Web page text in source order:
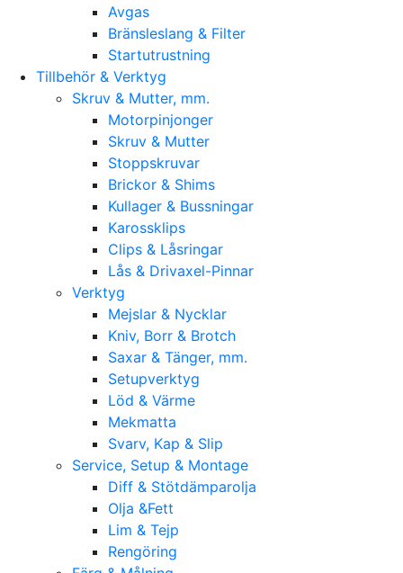
Avgas
Bränsleslang & Filter
Startutrustning
Tillbehör & Verktyg
Skruv & Mutter, mm.
Motorpinjonger
Skruv & Mutter
Stoppskruvar
Brickor & Shims
Kullager & Bussningar
Karossklips
Clips & Låsringar
Lås & Drivaxel-Pinnar
Verktyg
Mejslar & Nycklar
Kniv, Borr & Brotch
Saxar & Tänger, mm.
Setupverktyg
Löd & Värme
Mekmatta
Svarv, Kap & Slip
Service, Setup & Montage
Diff & Stötdämparolja
Olja &Fett
Lim & Tejp
Rengöring